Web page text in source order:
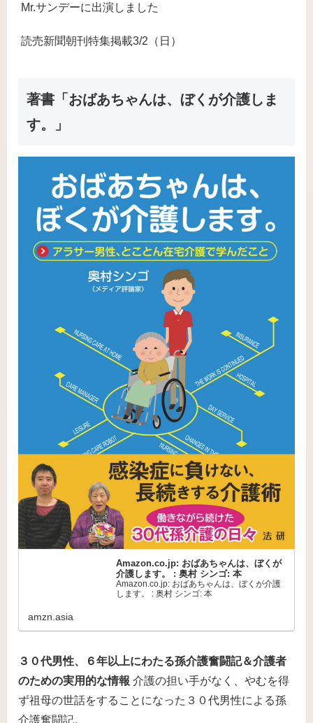
Mr.サンデーに出演しました
読売新聞朝刊特集掲載3/2（日）
著書「おばあちゃんは、ぼくが介護しま
す。」
Amazon.co.jp: おばあちゃんは、ぼくが
介護します。 : 奥村 シンゴ: 本
Amazon.co.jp: おばあちゃんは、ぼくが介護
します。 : 奥村 シンゴ: 本
amzn.asia
３０代男性、６年以上にわたる孫介護奮闘記＆介護者
のための実用的な情報 介護の担い手がなく、やむを得
ず祖母の世話をすることになった３０代男性による孫
介護奮闘記。